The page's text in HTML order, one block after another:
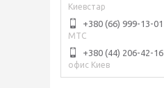
Киевстар
+380 (66) 999-13-01
МТС
+380 (44) 206-42-16
офис Киев